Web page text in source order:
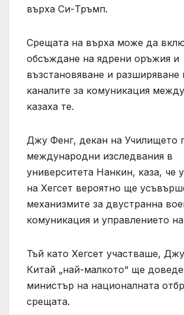
върха Си-Тръмп.
Срещата на върха може да
обсъждане на ядрени оръжия и
възстановяване и разширяване
каналите за комуникация
казаха те.
Джу Фенг, декан на Училището
международни изследвания в
университета Нанкин, каза, че
на Хегсет вероятно ще
механизмите за двустранна
комуникация и управлението
Тъй като Хегсет участваше,
Китай „най-малкото“ ще
министър на националната
срещата.